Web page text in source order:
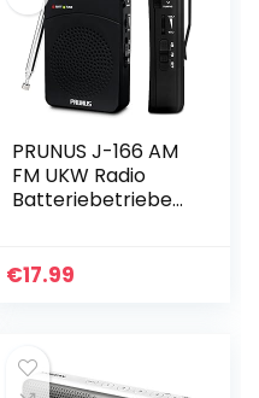
PRUNUS J-166 AM
FM UKW Radio
Batteriebetrieben,
Radio mit
€17.99